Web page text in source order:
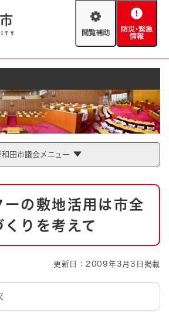
閲
助
防
緊
情
報
とじる
情報
ップ AED設置箇所
とじる
和田市議会メニュー
ーの敷地活用は市全
りを考えて
更新日：2009年3月3日掲載